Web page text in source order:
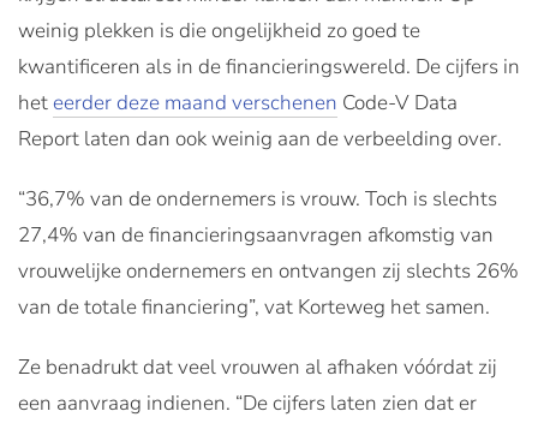
weinig plekken is die ongelijkheid zo goed te
kwantificeren als in de financieringswereld. De cijfers in
het eerder deze maand verschenen Code-V Data
Report laten dan ook weinig aan de verbeelding over.
“36,7% van de ondernemers is vrouw. Toch is slechts
27,4% van de financieringsaanvragen afkomstig van
vrouwelijke ondernemers en ontvangen zij slechts 26%
van de totale financiering”, vat Korteweg het samen.
Ze benadrukt dat veel vrouwen al afhaken vóórdat zij
een aanvraag indienen. “De cijfers laten zien dat er